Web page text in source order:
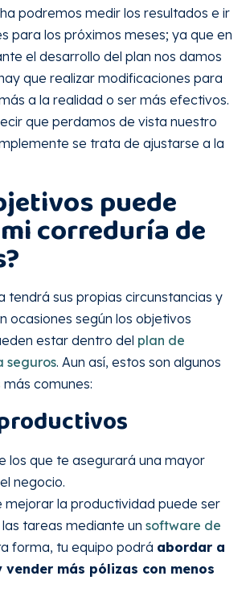
podremos medir los resultados e ir
para los próximos meses; ya que en
el desarrollo del plan nos damos
que realizar modificaciones para
a la realidad o ser más efectivos.
que perdamos de vista nuestro
se trata de ajustarse a la
puede
correduría de
tendrá sus propias circunstancias y
ocasiones según los objetivos
estar dentro del plan de
seguros. Aun así, estos son algunos
comunes:
los que te asegurará una mayor
negocio.
mejorar la productividad puede ser
tareas mediante un software de
forma, tu equipo podrá abordar a
vender más pólizas con menos